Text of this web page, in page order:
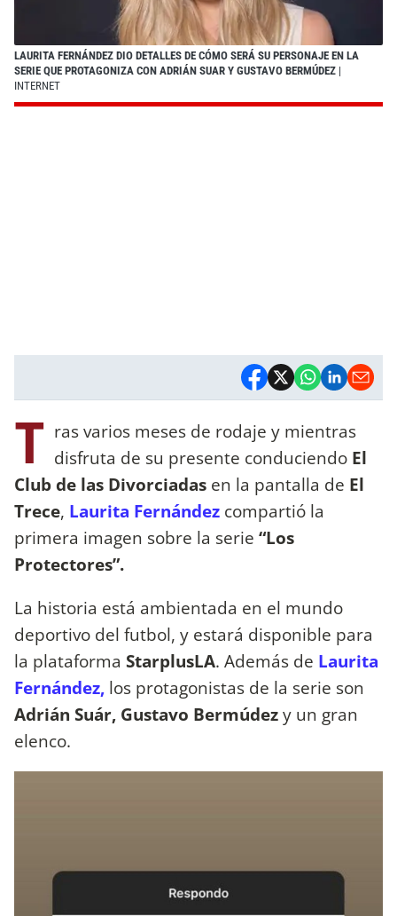
LAURITA FERNÁNDEZ DIO DETALLES DE CÓMO SERÁ SU PERSONAJE EN LA
SERIE QUE PROTAGONIZA CON ADRIÁN SUAR Y GUSTAVO BERMÚDEZ |
INTERNET
T ras varios meses de rodaje y mientras
disfruta de su presente conduciendo El
Club de las Divorciadas en la pantalla de El
Trece, Laurita Fernández compartió la
primera imagen sobre la serie “Los
Protectores”.
La historia está ambientada en el mundo
deportivo del futbol, y estará disponible para
la plataforma StarplusLA. Además de Laurita
Fernández, los protagonistas de la serie son
Adrián Suár, Gustavo Bermúdezy un gran
elenco.